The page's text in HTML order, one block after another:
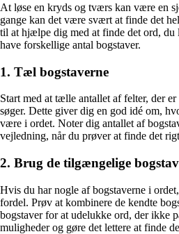
At løse en kryds og tværs kan være en
gange kan det være svært at finde det
til at hjælpe dig med at finde det ord, du
have forskellige antal bogstaver.
1. Tæl bogstaverne
Start med at tælle antallet af felter, der
søger. Dette giver dig en god idé om,
være i ordet. Noter dig antallet af
vejledning, når du prøver at finde det
2. Brug de tilgængelige
Hvis du har nogle af bogstaverne i
fordel. Prøv at kombinere de kendte
bogstaver for at udelukke ord, der ikke
muligheder og gøre det lettere at finde